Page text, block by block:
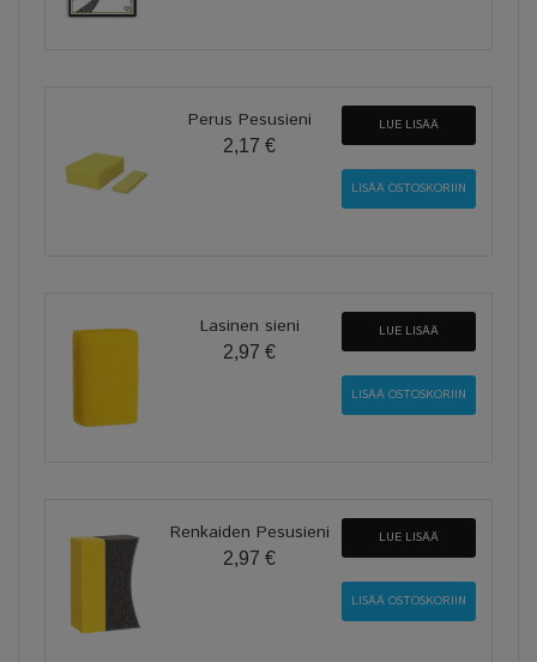
Perus Pesusieni
2,17 €
LUE LISÄÄ
Lasinen sieni
2,97 €
LUE LISÄÄ
Renkaiden Pesusieni
2,97 €
LUE LISÄÄ